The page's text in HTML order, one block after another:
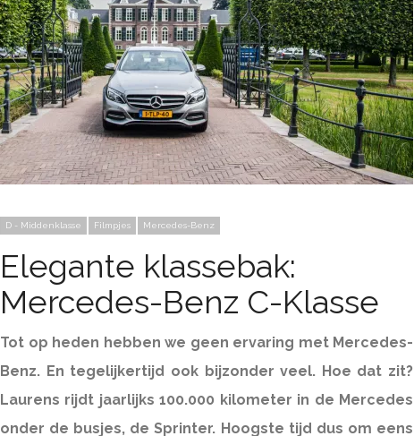
D - Middenklasse Filmpjes Mercedes-Benz
Elegante klassebak:
Mercedes-Benz C-Klasse
Tot op heden hebben we geen ervaring met Mercedes-
Benz. En tegelijkertijd ook bijzonder veel. Hoe dat zit?
Laurens rijdt jaarlijks 100.000 kilometer in de Mercedes
onder de busjes, de Sprinter. Hoogste tijd dus om eens